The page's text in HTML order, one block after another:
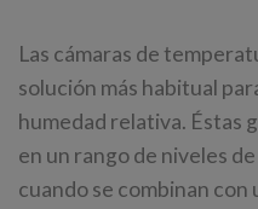
Las cámaras de
solución más habitual
humedad relativa. Éstas
en un rango de niveles
cuando se combinan